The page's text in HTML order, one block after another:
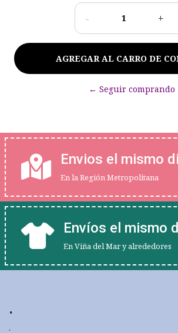
- +
← Seguir comprando
Envios el mismo
En la Región Metropolitana
Envíos el mismo
En Viña del Mar y alrededores
.
.